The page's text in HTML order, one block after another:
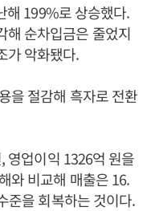
해 199%로 상승했다.
해 순차입금은 줄었지
가 악화됐다.
을 절감해 흑자로 전환
영업이익 1326억 원을
와 비교해 매출은 16.
준을 회복하는 것이다.